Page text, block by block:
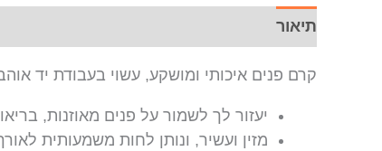
תיאור
קרם פנים איכותי ומושקע, עשוי בעבודת יד
יעזור לך לשמור על פנים מאוזנות,
מזין ועשיר, ונותן לחות משמעותית